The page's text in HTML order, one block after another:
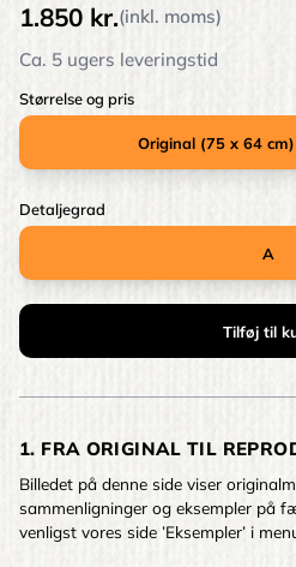
1.850 kr.(inkl. moms)
Ca. 5 ugers leveringstid
Størrelse og pris
Detaljegrad
1. FRA ORIGINAL TIL
Billedet på denne side viser
sammenligninger og eksempler på
venligst vores side ’Eksempler’ i